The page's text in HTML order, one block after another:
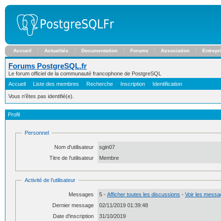
Accueil Actualités Documentation Forums Association
Forums PostgreSQL.fr
Le forum officiel de la communauté francophone de PostgreSQL
Accueil
Liste des membres Recherche Inscription Identification
Vous n'êtes pas identifié(e).
Profil
Personnel
Nom d'utilisateur
sgin07
Titre de l'utilisateur
Membre
Activité de l'utilisateur
Messages 5 - Afficher toutes les discussions - Voir les
Dernier message
02/11/2019 01:39:48
Date d'inscription
31/10/2019